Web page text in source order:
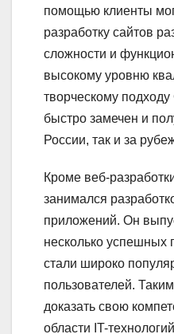
помощью клиенты
разработку сайтов
сложности и
высокому уровню
творческому
быстро замечен и
России, так и за
Кроме веб-
занимался
приложений. Он
несколько успешных
стали широко
пользователей.
доказать свою
области IT-